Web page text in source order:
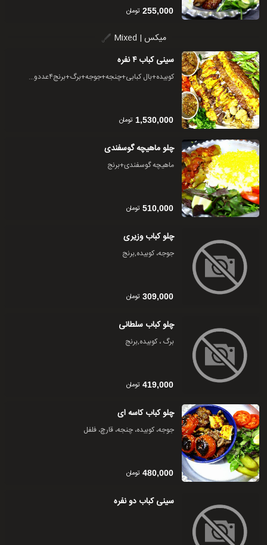
255,000 تومان
میکس | Mixed
سینی کباب ۴ نفره
کوبیده+بال کبابی+چنجه+جوجه+برگ+برنج۴عددو...
1,530,000 تومان
چلو ماهیچه گوسفندی
ماهیچه گوسفندی+برنج
510,000 تومان
چلو کباب وزیری
جوجه، کوبیده,برنج
309,000 تومان
چلو کباب سلطانی
برگ ، کوبیده,برنج
419,000 تومان
چلو کباب کاسه ای
جوجه، کوبیده، چنجه، قارچ، فلفل
480,000 تومان
سینی کباب دو نفره